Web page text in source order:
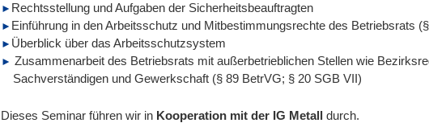
Rechtsstellung und Aufgaben der Sicherheitsbeauftragten
Einführung in den Arbeitsschutz und Mitbestimmungsrechte des Betriebsrats
Überblick über das Arbeitsschutzsystem
Zusammenarbeit des Betriebsrats mit außerbetrieblichen Stellen wie
Sachverständigen und Gewerkschaft (§ 89 BetrVG; § 20 SGB VII)
Dieses Seminar führen wir in Kooperation mit der IG Metall durch.